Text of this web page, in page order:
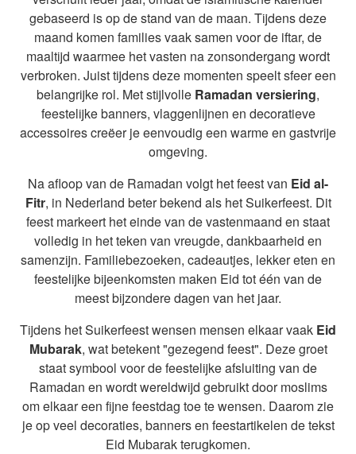
gebaseerd is op de stand van de maan. Tijdens deze
maand komen families vaak samen voor de iftar, de
maaltijd waarmee het vasten na zonsondergang wordt
verbroken. Juist tijdens deze momenten speelt sfeer een
belangrijke rol. Met stijlvolle Ramadan versiering,
feestelijke banners, vlaggenlijnen en decoratieve
accessoires creëer je eenvoudig een warme en gastvrije
omgeving.
Na afloop van de Ramadan volgt het feest van Eid al-
Fitr, in Nederland beter bekend als het Suikerfeest. Dit
feest markeert het einde van de vastenmaand en staat
volledig in het teken van vreugde, dankbaarheid en
samenzijn. Familiebezoeken, cadeautjes, lekker eten en
feestelijke bijeenkomsten maken Eid tot één van de
meest bijzondere dagen van het jaar.
Tijdens het Suikerfeest wensen mensen elkaar vaak Eid
Mubarak, wat betekent "gezegend feest". Deze groet
staat symbool voor de feestelijke afsluiting van de
Ramadan en wordt wereldwijd gebruikt door moslims
om elkaar een fijne feestdag toe te wensen. Daarom zie
je op veel decoraties, banners en feestartikelen de tekst
Eid Mubarak terugkomen.